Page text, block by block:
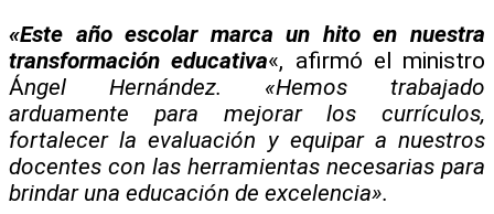
«Este año escolar marca un hito en nuestra
transformación educativa«, afirmó el ministro
Ángel Hernández.
«Hemos trabajado
arduamente para mejorar los currículos,
fortalecer la evaluación y equipar a nuestros
docentes con las herramientas necesarias para
brindar una educación de excelencia».